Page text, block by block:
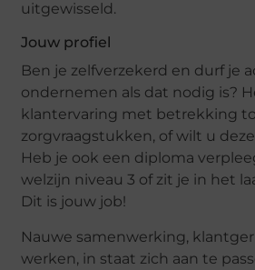
uitgewisseld.
Jouw profiel
Ben je zelfverzekerd en durf je
ondernemen als dat nodig is?
klantervaring met betrekking
zorgvraagstukken, of wilt u
Heb je ook een diploma
welzijn niveau 3 of zit je in het
Dit is jouw job!
Nauwe samenwerking,
werken, in staat zich aan te